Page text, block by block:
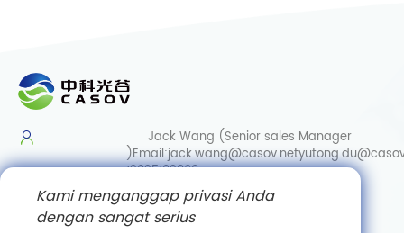
Jack Wang (Senior sales Manager
)Email:jack.wang@casov.net
13035103869
Services & Suggestions
Email:info@casovbio.net
Kami menganggap privasi Anda
dengan sangat serius